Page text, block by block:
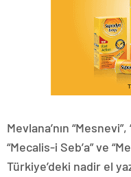
Mevlana’nın
“Mecalis-i Seb’a” ve
Türkiye’deki nadir el